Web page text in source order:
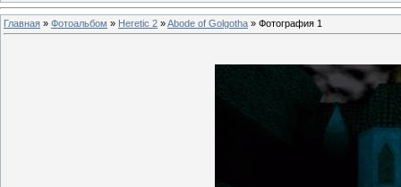
Главная » Фотоальбом » Heretic 2 »Abode of Golgotha » Фотография 1